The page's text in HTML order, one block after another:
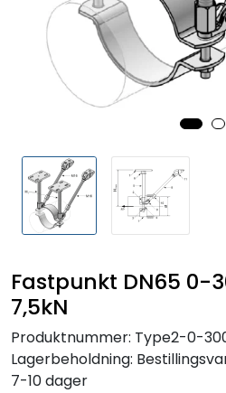
Fastpunkt DN65 0-
7,5kN
Produktnummer: Type2-0-
Lagerbeholdning:
7-10 dager